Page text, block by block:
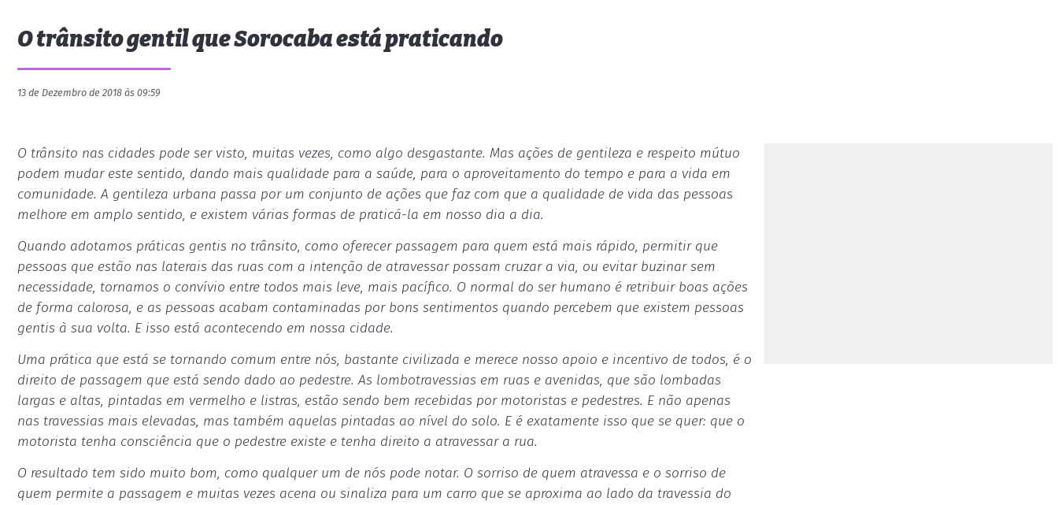
O trânsito gentil que Sorocaba está praticando
13 de Dezembro de 2018 às 09:59
O trânsito nas cidades pode ser visto, muitas vezes, como algo desgastante. Mas ações de gentileza e respeito mútuo
podem mudar este sentido, dando mais qualidade para a saúde, para o aproveitamento do tempo e para a vida em
comunidade. A gentileza urbana passa por um conjunto de ações que faz com que a qualidade de vida das pessoas
melhore em amplo sentido, e existem várias formas de praticá-la em nosso dia a dia.
Quando adotamos práticas gentis no trânsito, como oferecer passagem para quem está mais rápido, permitir que
pessoas que estão nas laterais das ruas com a intenção de atravessar possam cruzar a via, ou evitar buzinar sem
necessidade, tornamos o convívio entre todos mais leve, mais pacífico. O normal do ser humano é retribuir boas ações
de forma calorosa, e as pessoas acabam contaminadas por bons sentimentos quando percebem que existem pessoas
gentis à sua volta. E isso está acontecendo em nossa cidade.
Uma prática que está se tornando comum entre nós, bastante civilizada e merece nosso apoio e incentivo de todos, é o
direito de passagem que está sendo dado ao pedestre. As lombotravessias em ruas e avenidas, que são lombadas
largas e altas, pintadas em vermelho e listras, estão sendo bem recebidas por motoristas e pedestres. E não apenas
nas travessias mais elevadas, mas também aquelas pintadas ao nível do solo. E é exatamente isso que se quer: que o
motorista tenha consciência que o pedestre existe e tenha direito a atravessar a rua.
O resultado tem sido muito bom, como qualquer um de nós pode notar. O sorriso de quem atravessa e o sorriso de
quem permite a passagem e muitas vezes acena ou sinaliza para um carro que se aproxima ao lado da travessia do